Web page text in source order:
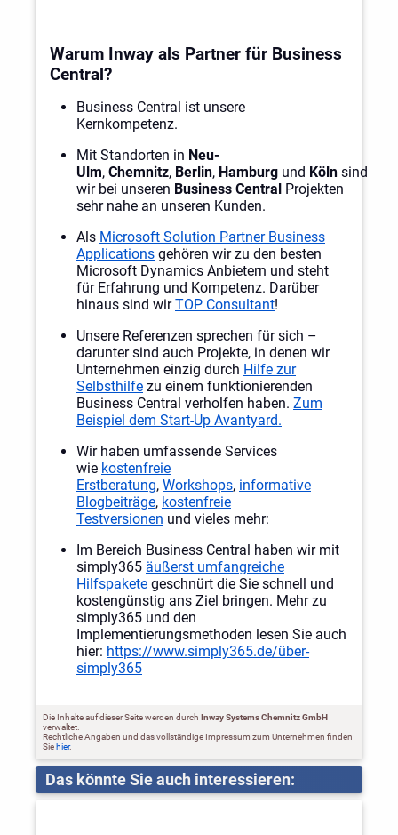
Warum Inway als Partner für Business
Central?
Business Central ist unsere
Kernkompetenz.
Mit Standorten in Neu-
Ulm, Chemnitz, Berlin, Hamburg und Köln sind
wir bei unseren Business Central Projekten
sehr nahe an unseren Kunden.
Als Microsoft Solution Partner Business
Applications gehören wir zu den besten
Microsoft Dynamics Anbietern und steht
für Erfahrung und Kompetenz. Darüber
hinaus sind wirTOP Consultant!
Unsere Referenzen sprechen für sich –
darunter sind auch Projekte, in denen wir
Unternehmen einzig durch Hilfe zur
Selbsthilfe zu einem funktionierenden
Business Central verholfen haben. Zum
Beispiel dem Start-Up Avantyard.
Wir haben umfassende Services
wie kostenfreie
Erstberatung, Workshops, informative
Blogbeiträge, kostenfreie
Testversionen und vieles mehr:
Im Bereich Business Central haben wir mit
simply365 äußerst umfangreiche
Hilfspakete geschnürt die Sie schnell und
kostengünstig ans Ziel bringen. Mehr zu
simply365 und den
Implementierungsmethoden lesen Sie auch
hier: https://www.simply365.de/über-
simply365
Die Inhalte auf dieser Seite werden durch Inway Systems Chemnitz GmbH
verwaltet.
Rechtliche Angaben und das vollständige Impressum zum Unternehmen finden
Sie hier.
Das könnte Sie auch interessieren: